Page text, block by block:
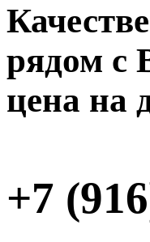
рядом с
цена на
+7